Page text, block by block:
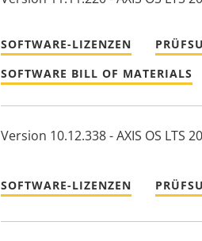
SOFTWARE-LIZENZEN
SOFTWARE BILL OF MATERIALS
Version 10.12.338 - AXIS OS LTS
SOFTWARE-LIZENZEN